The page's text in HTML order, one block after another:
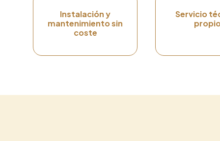
Instalación y
mantenimiento sin
coste
Servicio